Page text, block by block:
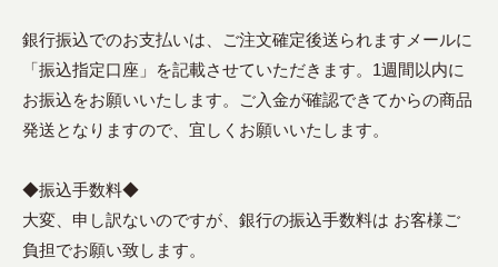
銀行振込でのお支払いは、ご注文確定後送られますメールに
「振込指定口座」を記載させていただきます。1週間以内に
お振込をお願いいたします。ご入金が確認できてからの商品
発送となりますので、宜しくお願いいたします。
◆振込手数料◆
大変、申し訳ないのですが、銀行の振込手数料は お客様ご
負担でお願い致します。